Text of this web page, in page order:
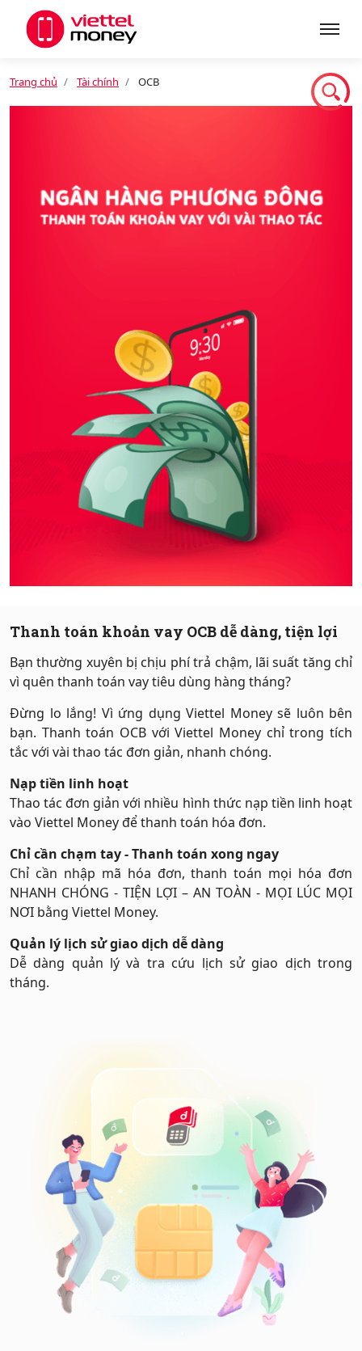
Giới thiệu
Dịch vụ
Trang chủ Tài chính OCB
Thanh toán khoản vay OCB dễ dàng, tiện lợi
Bạn thường xuyên bị chịu phí trả chậm, lãi suất tăng chỉ
vì quên thanh toán vay tiêu dùng hàng tháng?
Đừng lo lắng! Vì ứng dụng Viettel Money sẽ luôn bên
bạn. Thanh toán OCB với Viettel Money chỉ trong tích
tắc với vài thao tác đơn giản, nhanh chóng.
Nạp tiền linh hoạt
Thao tác đơn giản với nhiều hình thức nạp tiền linh hoạt
vào Viettel Money để thanh toán hóa đơn.
Chỉ cần chạm tay - Thanh toán xong ngay
Chỉ cần nhập mã hóa đơn, thanh toán mọi hóa đơn
NHANH CHÓNG - TIỆN LỢI – AN TOÀN - MỌI LÚC MỌI
NƠI bằng Viettel Money.
Quản lý lịch sử giao dịch dễ dàng
Dễ dàng quản lý và tra cứu lịch sử giao dịch trong
tháng.